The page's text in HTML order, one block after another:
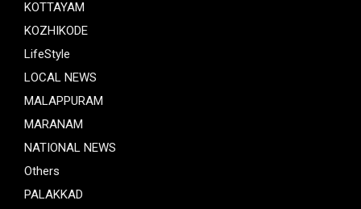
KOTTAYAM
KOZHIKODE
LifeStyle
LOCAL NEWS
MALAPPURAM
MARANAM
NATIONAL NEWS
Others
PALAKKAD